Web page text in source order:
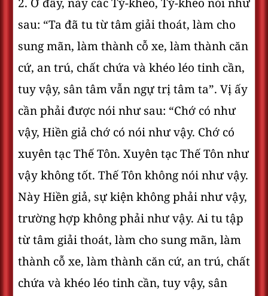
2. Ở đây, này các Tỷ-kheo, Tỷ-kheo nói như
sau: “Ta đã tu từ tâm giải thoát, làm cho
sung mãn, làm thành cỗ xe, làm thành căn
cứ, an trú, chất chứa và khéo léo tinh cần,
tuy vậy, sân tâm vẫn ngự trị tâm ta”. Vị ấy
cần phải được nói như sau: “Chớ có như
vậy, Hiền giả chớ có nói như vậy. Chớ có
xuyên tạc Thế Tôn. Xuyên tạc Thế Tôn như
vậy không tốt. Thế Tôn không nói như vậy.
Này Hiền giả, sự kiện không phải như vậy,
trường hợp không phải như vậy. Ai tu tập
từ tâm giải thoát, làm cho sung mãn, làm
thành cỗ xe, làm thành căn cứ, an trú, chất
chứa và khéo léo tinh cần, tuy vậy, sân